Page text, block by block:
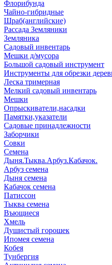
Флорибунда
Чайно-гибридные
Шраб(английские)
Рассада Земляники
Земляника
Садовый инвентарь
Мешки д/мусора
Большой садовый инструмент
Инструменты для обрезки
Леска тримерная
Мелкий садовый инвентарь
Мешки
Опрыскиватели,насадки
Памятки,указатели
Садовые принадлежности
Заборчики
Совки
Семена
Дыня.Тыква.Арбуз.Кабачок.
Арбуз семена
Дыня семена
Кабачок семена
Патиссон
Тыква семена
Въющиеся
Хмель
Душистый горошек
Ипомея семена
Кобея
Тунбергия